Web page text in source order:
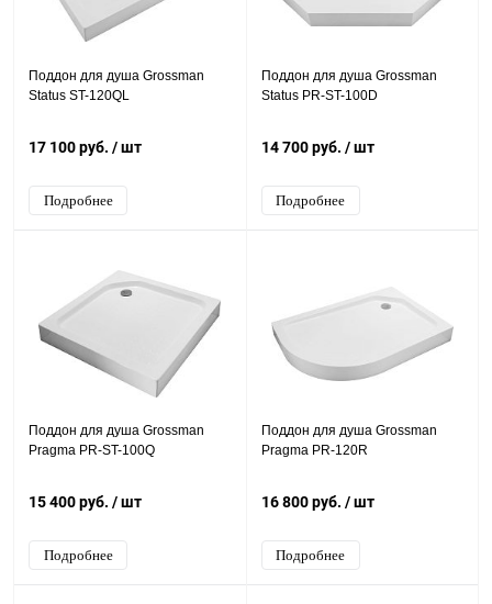
Поддон для душа Grossman
Status ST-120QL
17 100 руб. / шт
Подробнее
Поддон для душа Grossman
Status PR-ST-100D
14 700 руб. / шт
Подробнее
Поддон для душа Grossman
Pragma PR-ST-100Q
15 400 руб. / шт
Подробнее
Поддон для душа Grossman
Pragma PR-120R
16 800 руб. / шт
Подробнее